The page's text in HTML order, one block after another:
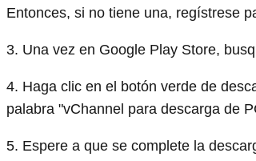
Entonces, si no tiene una, regístrese
3. Una vez en Google Play Store,
4. Haga clic en el botón verde de
palabra "vChannel para descarga de
5. Espere a que se complete la